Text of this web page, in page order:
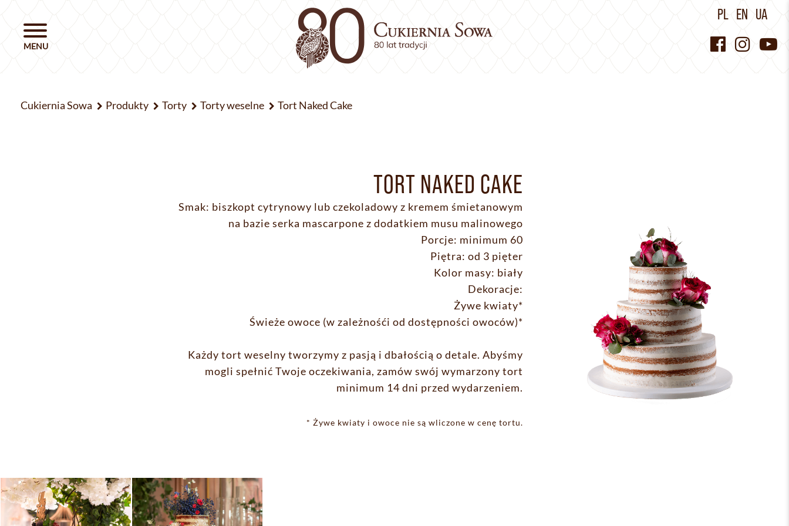
PL EN UA
Cukiernia Sowa Produkty Torty Torty weselne Tort Naked Cake
TORT NAKED CAKE
Smak: biszkopt cytrynowy lub czekoladowy z kremem śmietanowym
na bazie serka mascarpone z dodatkiem musu malinowego
Porcje: minimum 60
Piętra: od 3 pięter
Kolor masy: biały
Dekoracje:
Żywe kwiaty*
Świeże owoce (w zależnośći od dostępności owoców)*
Każdy tort weselny tworzymy z pasją i dbałością o detale. Abyśmy
mogli spełnić Twoje oczekiwania, zamów swój wymarzony tort
minimum 14 dni przed wydarzeniem.
* Żywe kwiaty i owoce nie są wliczone w cenę tortu.